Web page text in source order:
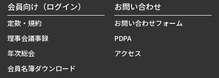
会員向け（ログイン）
定款・規約
理事会議事録
年次総会
会員名簿ダウンロード
お問い合わせ
お問い合わせフォーム
PDPA
アクセス